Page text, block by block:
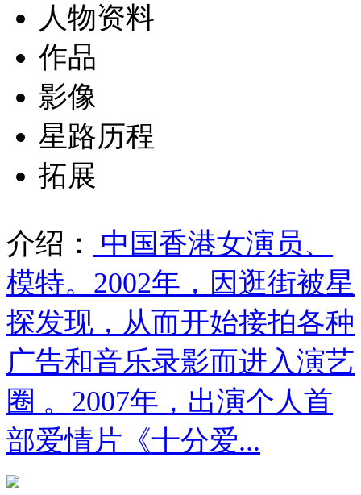
人物资料
作品
影像
星路历程
拓展
介绍：
中国香港女演员、
模特。2002年，因逛街被星
探发现，从而开始接拍各种
广告和音乐录影而进入演艺
圈 。2007年，出演个人首
部爱情片《十分爱...